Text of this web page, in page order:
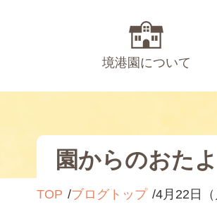
境港園について
園からのおた
TOP ブログトップ 4月22日